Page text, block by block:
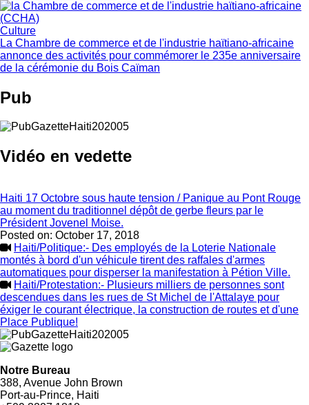
Culture
La Chambre de commerce et de l'industrie haïtiano-africaine
annonce des activités pour commémorer le 235e anniversaire
de la cérémonie du Bois Caïman
Pub
Vidéo en vedette
Haiti 17 Octobre sous haute tension / Panique au Pont Rouge
au moment du traditionnel dépôt de gerbe fleurs par le
Président Jovenel Moise.
Posted on: October 17, 2018
Haiti/Politique:- Des employés de la Loterie Nationale
montés à bord d'un véhicule tirent des raffales d'armes
automatiques pour disperser la manifestation à Pétion Ville.
Haiti/Protestation:- Plusieurs milliers de personnes sont
descendues dans les rues de St Michel de l'Attalaye pour
éxiger le courant électrique, la construction de routes et d'une
Place Publique!
Notre Bureau
388, Avenue John Brown
Port-au-Prince, Haiti